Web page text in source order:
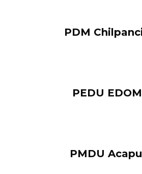
PDM
PEDU
PMDU